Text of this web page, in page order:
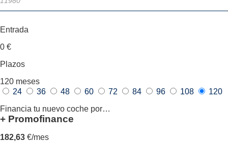
Entrada
0 €
Plazos
120 meses
24
36 48 60 72 84 96 108
120
Financia tu nuevo coche por…
+ Promofinance
182,63 €/mes